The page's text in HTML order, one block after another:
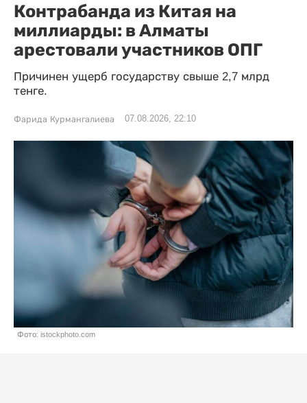
Контрабанда из Китая на
миллиарды: в Алматы
арестовали участников ОПГ
Причинен ущерб государству свыше 2,7 млрд
тенге.
Фарида Курмангалиева 07.08.2026, 22:10
Фото: istockphoto.com